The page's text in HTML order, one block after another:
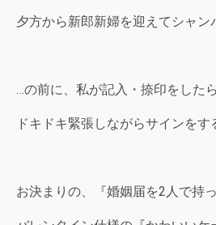
夕方から新郎新婦を迎えてシャン
…の前に、私が記入・捺印をした
ドキドキ緊張しながらサインをす
お決まりの、『婚姻届を2人で持